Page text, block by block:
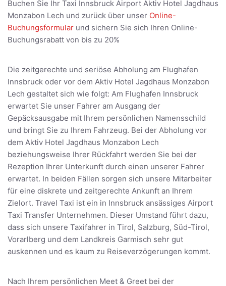
Buchen Sie Ihr Taxi Innsbruck Airport Aktiv Hotel Jagdhaus
Monzabon Lech und zurück über unser Online-
Buchungsformular und sichern Sie sich Ihren Online-
Buchungsrabatt von bis zu 20%
Die zeitgerechte und seriöse Abholung am Flughafen
Innsbruck oder vor dem Aktiv Hotel Jagdhaus Monzabon
Lech gestaltet sich wie folgt: Am Flughafen Innsbruck
erwartet Sie unser Fahrer am Ausgang der
Gepäcksausgabe mit Ihrem persönlichen Namensschild
und bringt Sie zu Ihrem Fahrzeug. Bei der Abholung vor
dem Aktiv Hotel Jagdhaus Monzabon Lech
beziehungsweise Ihrer Rückfahrt werden Sie bei der
Rezeption Ihrer Unterkunft durch einen unserer Fahrer
erwartet. In beiden Fällen sorgen sich unsere Mitarbeiter
für eine diskrete und zeitgerechte Ankunft an Ihrem
Zielort. Travel Taxi ist ein in Innsbruck ansässiges Airport
Taxi Transfer Unternehmen. Dieser Umstand führt dazu,
dass sich unsere Taxifahrer in Tirol, Salzburg, Süd-Tirol,
Vorarlberg und dem Landkreis Garmisch sehr gut
auskennen und es kaum zu Reiseverzögerungen kommt.
Nach Ihrem persönlichen Meet & Greet bei der